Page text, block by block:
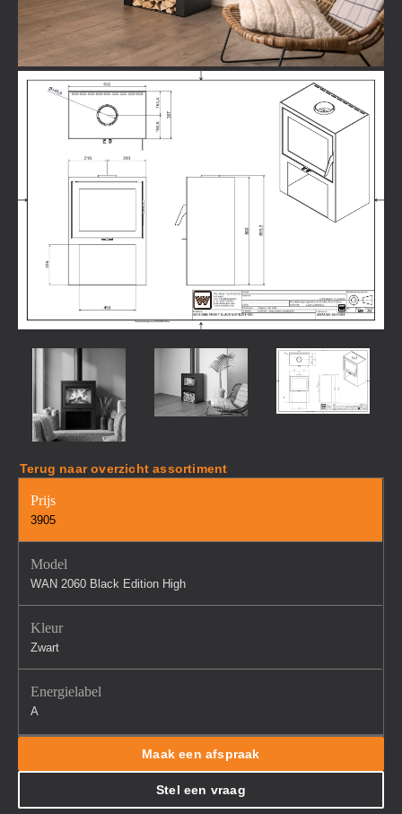
Terug naar overzicht assortiment
Prijs
3905
Model
WAN 2060 Black Edition High
Kleur
Zwart
Energielabel
A
Maak een afspraak
Stel een vraag